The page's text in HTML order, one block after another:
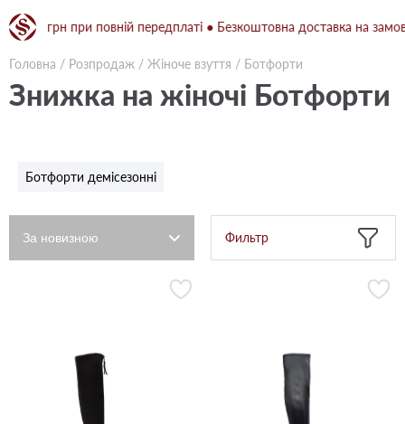
грн при повній передплаті ● Безкоштовна доставка на
Головна / Розпродаж / Жіноче взуття / Ботфорти
Знижка на жіночі Ботфорти
Ботфорти демісезонні
Фильтр